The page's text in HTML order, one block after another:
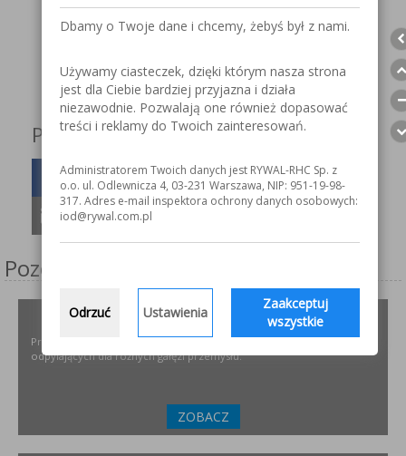
Karta katalogowa
Bezpieczne spawanie laserowe
Podziel się z innymi!
Pozostałe serwisy firmy
ODPYLAMY.PL
Projektowanie i dobór, montaż, serwis instalacji i urządzeń
odpylających dla różnych gałęzi przemysłu.
ZOBACZ
Dbamy o Twoje dane i chcemy, żebyś był z nami.
Używamy ciasteczek, dzięki którym nasza strona
jest dla Ciebie bardziej przyjazna i działa
niezawodnie. Pozwalają one również dopasować
treści i reklamy do Twoich zainteresowań.
Administratorem Twoich danych jest RYWAL-RHC Sp. z
o.o. ul. Odlewnicza 4, 03-231 Warszawa, NIP: 951-19-98-
317. Adres e-mail inspektora ochrony danych osobowych:
iod@rywal.com.pl
Odrzuć Ustawienia
Zaakceptuj
wszystkie